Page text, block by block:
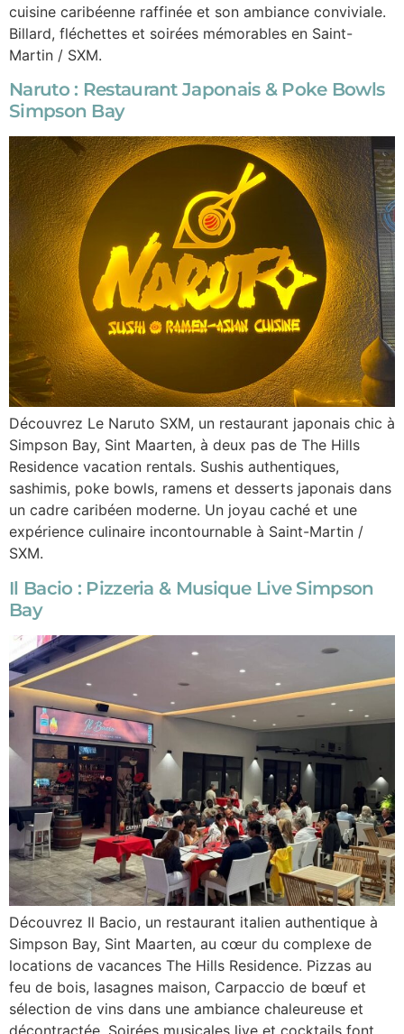
cuisine caribéenne raffinée et son ambiance conviviale.
Billard, fléchettes et soirées mémorables en Saint-
Martin / SXM.
Naruto : Restaurant Japonais & Poke Bowls
Simpson Bay
Découvrez Le Naruto SXM, un restaurant japonais chic à
Simpson Bay, Sint Maarten, à deux pas de The Hills
Residence vacation rentals. Sushis authentiques,
sashimis, poke bowls, ramens et desserts japonais dans
un cadre caribéen moderne. Un joyau caché et une
expérience culinaire incontournable à Saint-Martin /
SXM.
Il Bacio : Pizzeria & Musique Live Simpson
Bay
Découvrez Il Bacio, un restaurant italien authentique à
Simpson Bay, Sint Maarten, au cœur du complexe de
locations de vacances The Hills Residence. Pizzas au
feu de bois, lasagnes maison, Carpaccio de bœuf et
sélection de vins dans une ambiance chaleureuse et
décontractée. Soirées musicales live et cocktails font